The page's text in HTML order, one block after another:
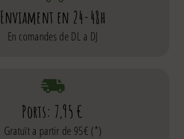
Enviament en 24-48h
En comandes de DL a DJ
Ports: 7,95 €
Gratuït a partir de 95€ (*)